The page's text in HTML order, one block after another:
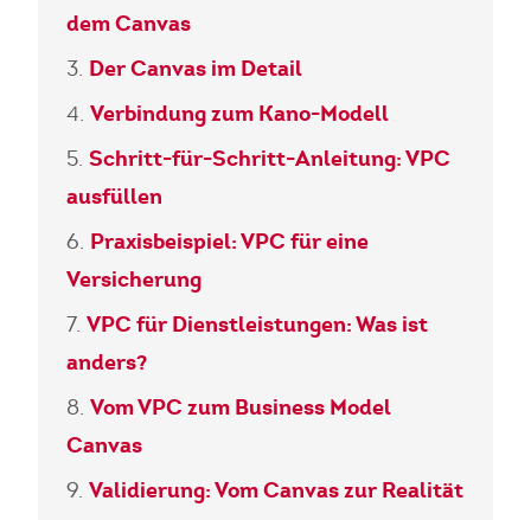
dem Canvas
Der Canvas im Detail
Verbindung zum Kano-Modell
Schritt-für-Schritt-Anleitung: VPC
ausfüllen
Praxisbeispiel: VPC für eine
Versicherung
VPC für Dienstleistungen: Was ist
anders?
Vom VPC zum Business Model
Canvas
Validierung: Vom Canvas zur Realität